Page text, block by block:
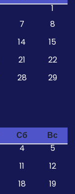
1
7
8
14
15
21
22
28
29
Сб
Вс
4
5
11
12
18
19